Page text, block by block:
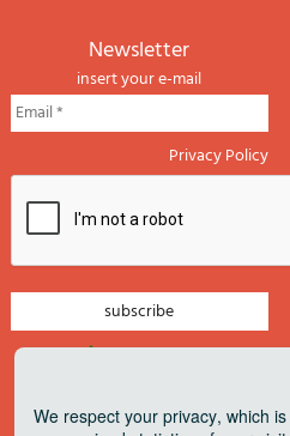
newsletter
insert your e-mail
Privacy Policy
We respect your privacy, which